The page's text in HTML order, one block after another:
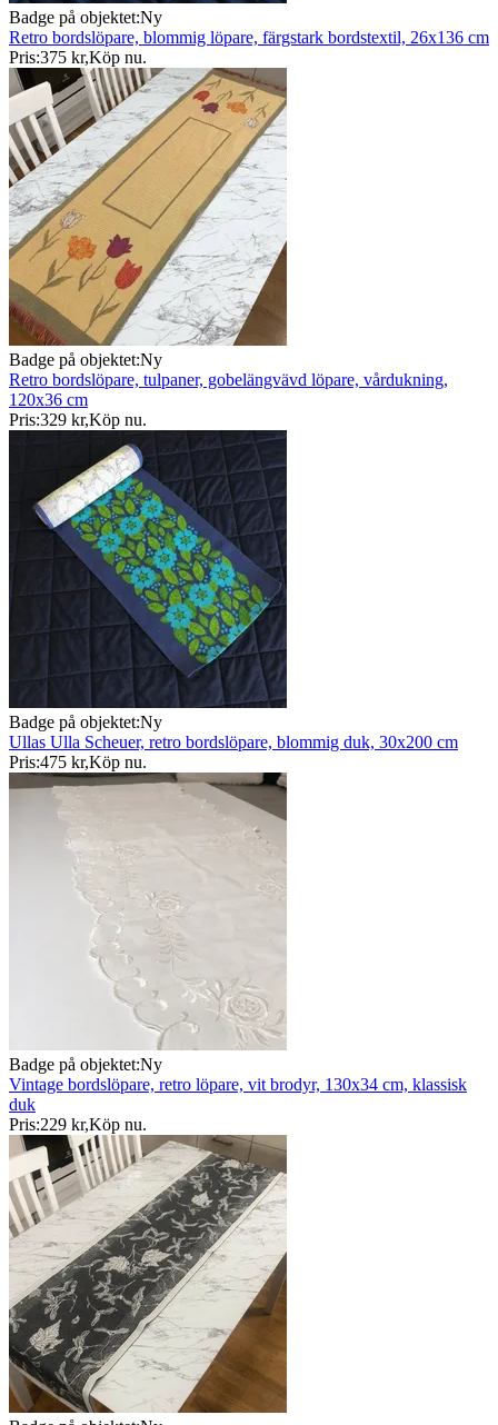
Badge på objektet:Ny
Retro bordslöpare, blommig löpare, färgstark bordstextil, 26x136 cm
Pris:375 kr,Köp nu.
Badge på objektet:Ny
Retro bordslöpare, tulpaner, gobelängvävd löpare, vårdukning,
120x36 cm
Pris:329 kr,Köp nu.
Badge på objektet:Ny
Ullas Ulla Scheuer, retro bordslöpare, blommig duk, 30x200 cm
Pris:475 kr,Köp nu.
Badge på objektet:Ny
Vintage bordslöpare, retro löpare, vit brodyr, 130x34 cm, klassisk
duk
Pris:229 kr,Köp nu.